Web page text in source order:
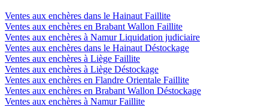
Ventes aux enchères dans le Hainaut Faillite
Ventes aux enchères en Brabant Wallon Faillite
Ventes aux enchères à Namur Liquidation judiciaire
Ventes aux enchères dans le Hainaut Déstockage
Ventes aux enchères à Liège Faillite
Ventes aux enchères à Liège Déstockage
Ventes aux enchères en Flandre Orientale Faillite
Ventes aux enchères en Brabant Wallon Déstockage
Ventes aux enchères à Namur Faillite